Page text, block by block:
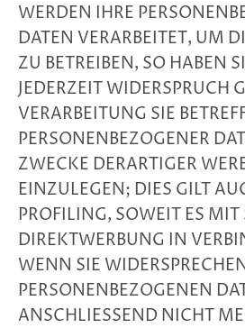
WERDEN IHRE
DATEN VERARBEITET, UM
ZU BETREIBEN, SO HABEN
JEDERZEIT WIDERSPRUCH
VERARBEITUNG SIE
PERSONENBEZOGENER
ZWECKE DERARTIGER
EINZULEGEN; DIES GILT
PROFILING, SOWEIT ES MIT
DIREKTWERBUNG IN
WENN SIE
PERSONENBEZOGENEN
ANSCHLIESSEND NICHT